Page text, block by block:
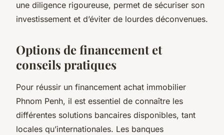
une diligence rigoureuse, permet de sécuriser son
investissement et d’éviter de lourdes déconvenues.
Options de financement et
conseils pratiques
Pour réussir un financement achat immobilier
Phnom Penh, il est essentiel de connaître les
différentes solutions bancaires disponibles, tant
locales qu’internationales. Les banques